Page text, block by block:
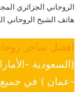
الروحاني الجزائري
هاتف الشيخ الروحاني
افضل ساحر
(السعودية -
-عمان ) في جميع